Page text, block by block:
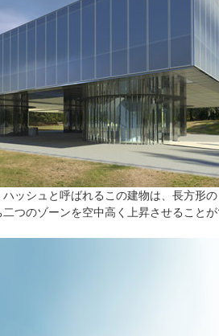
ッシュと呼ばれるこの建物は、長方形
つのゾーンを空中高く上昇させること